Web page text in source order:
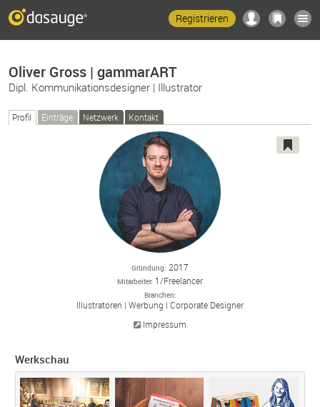
Registrieren
Oliver Gross | gammarART
Dipl. Kommunikationsdesigner | Illustrator
Profil Einträge Netzwerk Kontakt
Gründung 2017
Mitarbeiter 1/Freelancer
Branchen
Illustratoren Werbung
Corporate Designer
Impressum
Werkschau